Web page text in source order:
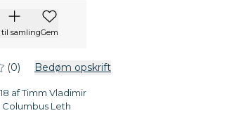
til samlingGem
(0) Bedøm opskrift
af Timm Vladimir
Columbus Leth